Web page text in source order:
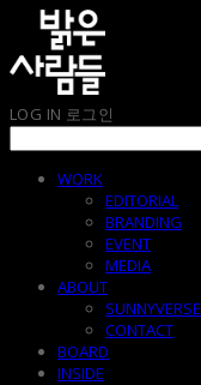
LOG IN 로그인
WORK
EDITORIAL
BRANDING
EVENT
MEDIA
ABOUT
SUNNYVERSE
CONTACT
BOARD
INSIDE